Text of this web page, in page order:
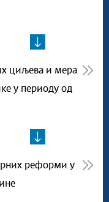
циљева и мера
у периоду од
реформи у